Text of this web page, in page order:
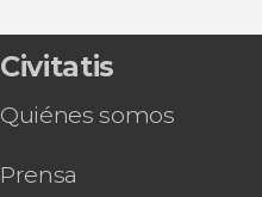
Civitatis
Quiénes somos
Prensa